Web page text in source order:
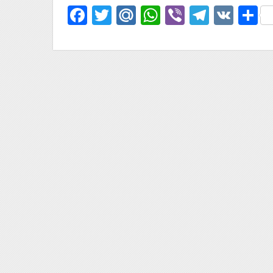
Facebook
TwitterMail.Ru
WhatsApp
Viber VK